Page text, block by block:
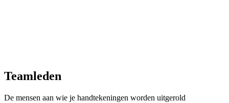
Teamleden
De mensen aan wie je handtekeningen worden uitgerold